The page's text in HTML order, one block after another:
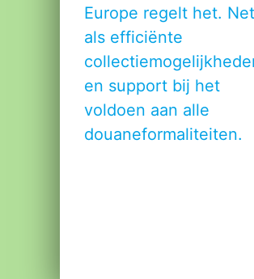
Europe regelt het. Net
als efficiënte
en support bij het
voldoen aan alle
douaneformaliteiten.